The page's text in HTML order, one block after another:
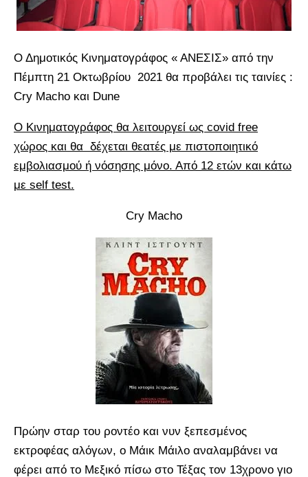
Ο Δημοτικός Κινηματογράφος « ΑΝΕΣΙΣ» από την
Πέμπτη 21 Οκτωβρίου 2021 θα προβάλει τις ταινίες :
Cry Macho και Dune
Ο Κινηματογράφος θα λειτουργεί ως covid free
χώρος και θα δέχεται θεατές με πιστοποιητικό
εμβολιασμού ή νόσησης μόνο. Από 12 ετών και κάτω
με self test.
Cry Macho
Πρώην σταρ του ροντέο και νυν ξεπεσμένος
εκτροφέας αλόγων, ο Μάικ Μάιλο αναλαμβάνει να
φέρει από το Μεξικό πίσω στο Τέξας τον 13χρονο γιο